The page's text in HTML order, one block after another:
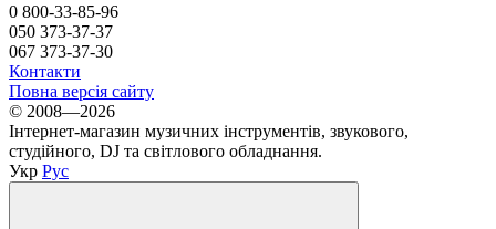
0 800-33-85-96
050 373-37-37
067 373-37-30
Контакти
Повна версія сайту
© 2008—2026
Інтернет-магазин музичних інструментів, звукового,
студійного, DJ та світлового обладнання.
Укр Рус